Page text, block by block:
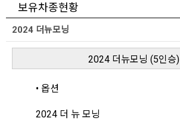
보유차종현황
2024 더뉴모닝
2024 더뉴모닝 (5인승)
• 옵션
2024 더 뉴 모닝